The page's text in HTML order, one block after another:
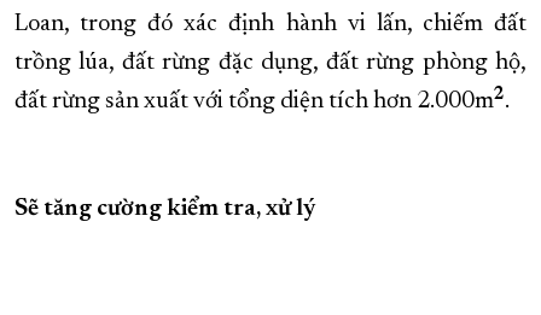
Loan, trong đó xác định hành vi lấn, chiếm đất
trồng lúa, đất rừng đặc dụng, đất rừng phòng hộ,
đất rừng sản xuất với tổng diện tích hơn 2.000m2.
Sẽ tăng cường kiểm tra, xử lý